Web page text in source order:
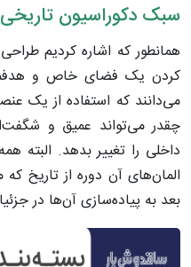
سبک دکوراسیون
همانطور که اشاره کردیم
کردن یک فضای خاص و
می‌دانند که استفاده از یک
چقدر می‌تواند عمیق و
داخلی را تغییر بدهد. البته
المان‌های آن دوره از تاریخ
بعد به پیاده‌سازی آن‌ها در